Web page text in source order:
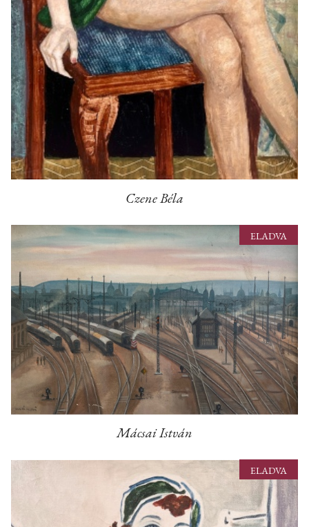
Czene Béla
Mácsai István
ELADVA
ELADVA